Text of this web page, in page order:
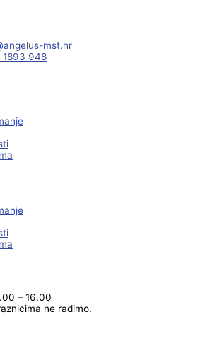
rh.tsm-sulegna
1893 948
– 16.00
ne radimo.